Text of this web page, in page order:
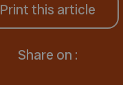
Print this article
Share on :